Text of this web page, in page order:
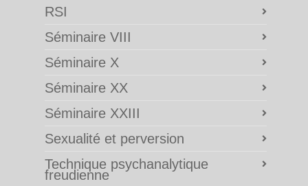
RSI
Séminaire VIII
Séminaire X
Séminaire XX
Séminaire XXIII
Sexualité et perversion
Technique psychanalytique
freudienne